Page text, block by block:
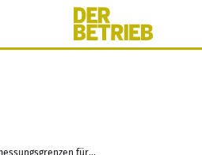
Neue Bemessungsgrenzen für 2016